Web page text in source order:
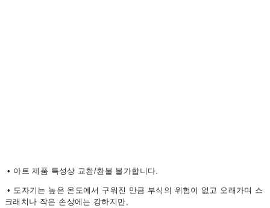
• 아트 제품 특성상 교환/환불 불가합니다.
• 도자기는 높은 온도에서 구워진 만큼 부식의 위험이 없고 오래가며 스
크래치나 작은 손상에는 강하지만,